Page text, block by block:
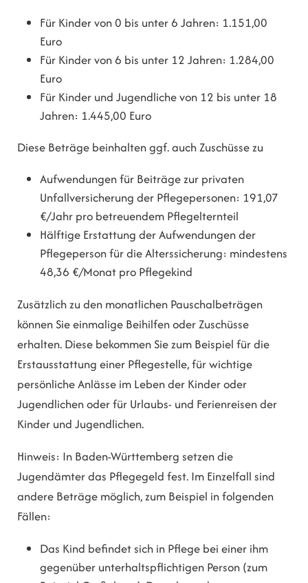
Für Kinder von 0 bis unter 6 Jahren: 1.151,00
Euro
Für Kinder von 6 bis unter 12 Jahren: 1.284,00
Euro
Für Kinder und Jugendliche von 12 bis unter 18
Jahren: 1.445,00 Euro
Diese Beträge beinhalten ggf. auch Zuschüsse zu
Aufwendungen für Beiträge zur privaten
Unfallversicherung der Pflegepersonen: 191,07
€/Jahr pro betreuendem Pflegelternteil
Hälftige Erstattung der Aufwendungen der
Pflegeperson für die Alterssicherung: mindestens
48,36 €/Monat pro Pflegekind
Zusätzlich zu den monatlichen Pauschalbeträgen
können Sie einmalige Beihilfen oder Zuschüsse
erhalten. Diese bekommen Sie zum Beispiel fürdie
Erstausstattung einer Pflegestelle, für wichtige
persönliche Anlässe im Leben der Kinder oder
Jugendlichen oder für Urlaubs- und Ferienreisen der
Kinder und Jugendlichen.
Hinweis: In Baden-Württemberg setzen die
Jugendämter das Pflegegeld fest. Im Einzelfall sind
andere Beträge möglich, zum Beispiel in folgenden
Fällen:
Das Kind befindet sich in Pflege bei einer ihm
gegenüber unterhaltspflichtigen Person (zum